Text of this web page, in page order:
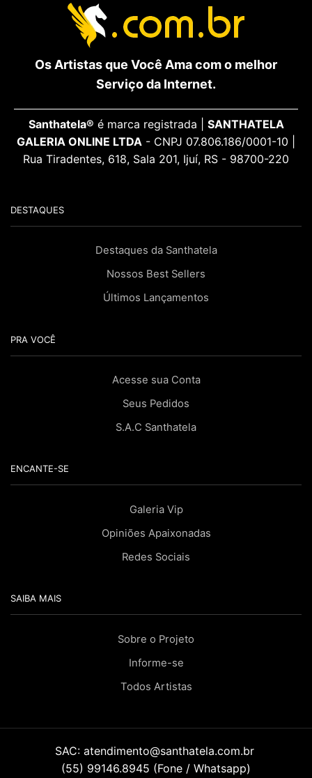
Os Artistas que Você Ama com o melhor
Serviço da Internet.
Santhatela® é marca registrada | SANTHATELA
GALERIA ONLINE LTDA - CNPJ 07.806.186/0001-10 |
Rua Tiradentes, 618, Sala 201, Ijuí, RS - 98700-220
DESTAQUES
Destaques da Santhatela
Nossos Best Sellers
Últimos Lançamentos
PRA VOCÊ
Acesse sua Conta
Seus Pedidos
S.A.C Santhatela
ENCANTE-SE
Galeria Vip
Opiniões Apaixonadas
Redes Sociais
SAIBA MAIS
Sobre o Projeto
Informe-se
Todos Artistas
SAC: atendimento@santhatela.com.br
(55) 99146.8945 (Fone / Whatsapp)